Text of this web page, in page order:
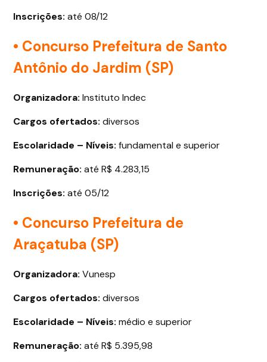
Inscrições: até 08/12
• Concurso Prefeitura de Santo
Antônio do Jardim (SP)
Organizadora: Instituto Indec
Cargos ofertados: diversos
Escolaridade – Níveis: fundamental e superior
Remuneração:até R$ 4.283,15
Inscrições:até 05/12
• Concurso Prefeitura de
Araçatuba (SP)
Organizadora: Vunesp
Cargos ofertados: diversos
Escolaridade – Níveis: médio e superior
Remuneração: até R$ 5.395,98